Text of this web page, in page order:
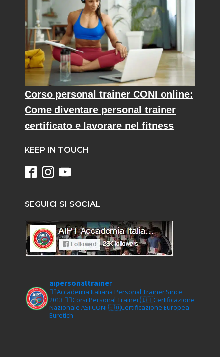
Corso personal trainer CONI online:
Come diventare personal trainer
certificato e lavorare nel fitness
KEEP IN TOUCH
SEGUICI SI SOCIAL
aipersonaltrainer
🏋‍♀️Accademia Italiana Personal Trainer Since
2013 🏋‍♂️Corsi Personal Trainer🇮🇹Certificazione
Nazionale ASI CONI 🇪🇺Certificazione Europea
Euretich